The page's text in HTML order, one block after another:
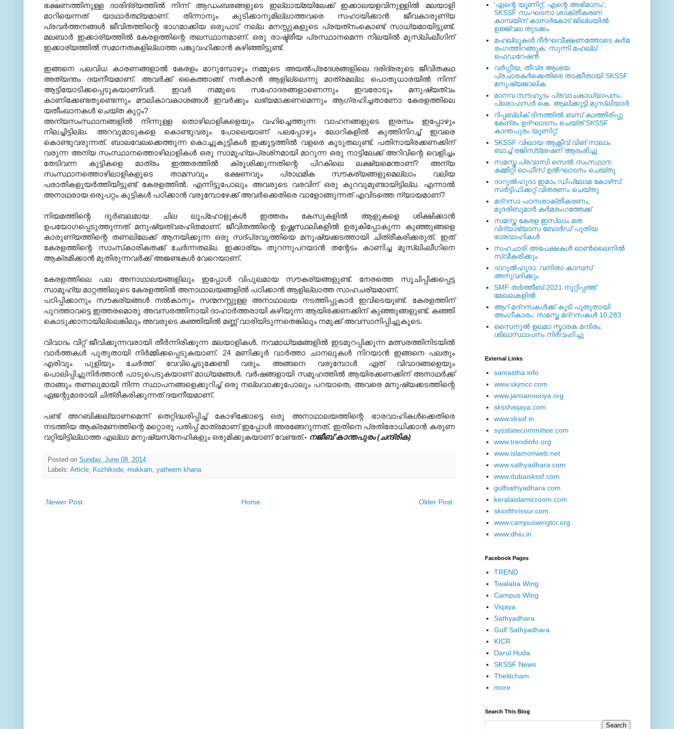
ഭക്ഷണത്തിനുള്ള ദാരിദ്ര്യത്തില്‍ നിന്ന് ആഡംബരങ്ങളുടെ ഇല്ലായ്മയിലേക്ക് ഇക്കാലയളവിനുള്ളില്‍ മലയാളി
മാറിയെന്നത് യാഥാര്‍ത്ഥ്യമാണ്. തിന്നാനും കുടിക്കാനുമില്ലാത്തവരെ സഹായിക്കാന്‍ ജീവകാരുണ്യ
പ്രവര്‍ത്തനങ്ങള്‍ ജീവിതത്തിന്റെ ഭാഗമാക്കിയ ഒരുപാട് നല്ല മനസ്സുകളുടെ പ്രയത്‌നംകൊണ്ട് സാധ്യമായിട്ടുണ്ട്.
മലബാര്‍ ഇക്കാര്യത്തില്‍ കേരളത്തിന്റെ തലസ്ഥാനമാണ്. ഒരു രാഷ്ട്രീയ പ്രസ്ഥാനമെന്ന നിലയില്‍ മുസ്‌ലിംലീഗിന്
ഇക്കാര്യത്തില്‍ സമാനതകളില്ലാത്ത പങ്കുവഹിക്കാന്‍ കഴിഞ്ഞിട്ടുണ്ട്.
ഇങ്ങനെ പലവിധ കാരണങ്ങളാല്‍ കേരളം മാറുമ്പോഴും നമ്മുടെ അയല്‍പ്രദേശങ്ങളിലെ ദരിദ്രരുടെ ജീവിതകഥ
അത്യന്തം ദയനീയമാണ്. അവര്‍ക്ക് കൈത്താങ്ങ് നല്‍കാന്‍ ആളില്ലെന്നു മാത്രമല്ല; പൊതുധാരയില്‍ നിന്ന്
ആട്ടിയോടിക്കപ്പെടുകയാണിവര്‍. ഇവര്‍ നമ്മുടെ സഹോദരങ്ങളാണെന്നും ഇവരോടും മനുഷ്യത്വം
കാണിക്കേണ്ടതുണ്ടെന്നും മൗലികാവകാശങ്ങള്‍ ഇവര്‍ക്കും ലഭ്യമാക്കണമെന്നും ആഗ്രഹിച്ചതാണോ കേരളത്തിലെ
യതീംഖാനകള്‍ ചെയ്ത കുറ്റം?
അന്യസംസ്ഥാനങ്ങളില്‍ നിന്നുള്ള തൊഴിലാളികളെയും വഹിച്ചെത്തുന്ന വാഹനങ്ങളുടെ ഇരമ്പം ഇപ്പോഴും
നിലച്ചിട്ടില്ല. അറവുമാടുകളെ കൊണ്ടുവരും പോലെയാണ് പലപ്പോഴും ലോറികളില്‍ കുത്തിനിറച്ച് ഇവരെ
കൊണ്ടുവരുന്നത്. ബാലവേലക്കെത്തുന്ന കൊച്ചുകുട്ടികള്‍ ഇക്കൂട്ടത്തില്‍ വളരെ കൂടുതലുണ്ട്. പതിനായിരക്കണക്കിന്
വരുന്ന അന്യ സംസ്ഥാനത്തൊഴിലാളികള്‍ ഒരു സാമൂഹ്യപ്രശ്‌നമായി മാറുന്ന ഒരു നാട്ടിലേക്ക് അറിവിന്റെ വെളിച്ചം
തേടിവന്ന കുട്ടികളെ മാത്രം ഇത്തരത്തില്‍ ക്രൂശിക്കുന്നതിന്റെ പിറകിലെ ലക്ഷ്യമെന്താണ്? അന്യ
സംസ്ഥാനത്തൊഴിലാളികളുടെ താമസവും ഭക്ഷണവും പ്രാഥമിക സൗകര്യങ്ങളുമെല്ലാം വലിയ
പരാതികളുയര്‍ത്തിയിട്ടുണ്ട് കേരളത്തില്‍. എന്നിട്ടുപോലും അവരുടെ വരവിന് ഒരു കുറവുമുണ്ടായിട്ടില്ല. എന്നാല്‍
അനാഥരായ ഒരുപറ്റം കുട്ടികള്‍ പഠിക്കാന്‍ വരുമ്പോഴേക്ക് അവര്‍ക്കെതിരെ വാളോങ്ങുന്നത് എവിടത്തെ ന്യായമാണ്?
നിയമത്തിന്റെ ദുര്‍ബലമായ ചില ലൂപ്‌ഹോളുകള്‍ ഇത്തരം കേസുകളില്‍ ആളുകളെ ശിക്ഷിക്കാന്‍
ഉപയോഗപ്പെടുത്തുന്നത് മനുഷ്യത്വരഹിതമാണ്. ജീവിതത്തിന്റെ ഉഷ്ണസ്ഥലികളില്‍ ഉരുകിപ്പോകുന്ന കുഞ്ഞുങ്ങളെ
കാരുണ്യത്തിന്റെ തണലിലേക്ക് ആനയിക്കുന്ന ഒരു സദ്പ്രവൃത്തിയെ മനുഷ്യക്കടത്തായി ചിത്രീകരിക്കരുത്. ഇത്
കേരളത്തിന്റെ സാംസ്‌കാരികതക്ക് ചേര്‍ന്നതല്ല. ഇക്കാര്യം തുറന്നുപറയാന്‍ തന്റേടം കാണിച്ച മുസ്‌ലിംലീഗിനെ
ആക്രമിക്കാന്‍ മുതിരുന്നവര്‍ക്ക് അജണ്ടകള്‍ വേറെയാണ്.
കേരളത്തിലെ പല അനാഥാലയങ്ങളിലും ഇപ്പോള്‍ വിപുലമായ സൗകര്യങ്ങളുണ്ട്. നേരത്തെ സൂചിപ്പിക്കപ്പെട്ട
സാമൂഹ്യ മാറ്റത്തിലൂടെ കേരളത്തില്‍ അനാഥാലയങ്ങളില്‍ പഠിക്കാന്‍ ആളില്ലാത്ത സാഹചര്യമാണ്.
പഠിപ്പിക്കാനും സൗകര്യങ്ങള്‍ നല്‍കാനും സന്മനസ്സുള്ള അനാഥാലയ നടത്തിപ്പുകാര്‍ ഇവിടെയുണ്ട്. കേരളത്തിന്
പുറത്താവട്ടെ ഇത്തരമൊരു അവസരത്തിനായി ദാഹാര്‍ത്തരായി കഴിയുന്ന ആയിരക്കണക്കിന് കുഞ്ഞുങ്ങളുണ്ട്. കഞ്ഞി
കൊടുക്കാനായില്ലെങ്കിലും അവരുടെ കഞ്ഞിയില്‍ മണ്ണ് വാരിയിടുന്നതെങ്കിലും നമുക്ക് അവസാനിപ്പിച്ചുകൂടെ.
വിവാദം വിറ്റ് ജീവിക്കുന്നവരായി തീര്‍ന്നിരിക്കുന്ന മലയാളികള്‍. നവമാധ്യമങ്ങളില്‍ ഇടമുറപ്പിക്കുന്ന മത്സരത്തിനിടയില്‍
വാര്‍ത്തകള്‍ പുതുതായി നിര്‍മ്മിക്കപ്പെടുകയാണ്. 24 മണിക്കൂര്‍ വാര്‍ത്താ ചാനലുകള്‍ നിറയാന്‍ ഇങ്ങനെ പലതും
എരിവും പുളിയും ചേര്‍ത്ത് വേവിച്ചെടുക്കേണ്ടി വരും. അങ്ങനെ വരുമ്പോള്‍ ഏത് വിവാദങ്ങളെയും
പൊലിപ്പിച്ചുനിര്‍ത്താന്‍ പാടുപെടുകയാണ് മാധ്യമങ്ങള്‍. വര്‍ഷങ്ങളായി സമൂഹത്തില്‍ ആയിരക്കണക്കിന് അനാഥര്‍ക്ക്
താങ്ങും തണലുമായി നിന്ന സ്ഥാപനങ്ങളെക്കുറിച്ച് ഒരു നല്ലവാക്കുപോലും പറയാതെ, അവരെ മനുഷ്യക്കടത്തിന്റെ
ഏജന്റുമാരായി ചിത്രീകരിക്കുന്നത് ദയനീയമാണ്.
പണ്ട് അറബിക്കല്യാണമെന്ന് തെറ്റിദ്ധരിപ്പിച്ച് കോഴിക്കോട്ടെ ഒരു അനാഥാലയത്തിന്റെ ഭാരവാഹികള്‍ക്കെതിരെ
നടത്തിയ ആക്രമണത്തിന്റെ മറ്റൊരു പതിപ്പ് മാത്രമാണ് ഇപ്പോള്‍ അരങ്ങേറുന്നത്. ഇതിനെ പ്രതിരോധിക്കാന്‍ കരുണ
വറ്റിയിട്ടില്ലാത്ത എല്ലാ മനുഷ്യസ്‌നേഹികളും ഒരുമിക്കുകയാണ് വേണ്ടത്.- നജീബ് കാന്തപുരം (ചന്ദ്രിക)
Posted on Sunday, June 08, 2014
Labels: Article Kozhikode mukkam yatheem khana
Newer Post Older Post
Home
'എന്റെ യൂണിറ്റ്, എന്റെ അഭിമാനം';
SKSSF സംഘടനാ ശാക്തീകരണ
കാമ്പയിന് കാസര്‍കോട് ജില്ലയില്‍
ഉജ്ജ്വല തുടക്കം
മഹല്ലുകള്‍ ദീര്‍ഘവീക്ഷണത്തോടെ കര്‍മ
രംഗത്തിറങ്ങുക: സുന്നി മഹല്ല്
ഫെഡറേഷന്‍
വര്‍ഗ്ഗീയ, തീവ്ര ആശയ
പ്രചാരകര്‍ക്കെതിരെ താക്കീതായി SKSSF
മനുഷ്യജാലിക
മാനവ സൗഹൃദം പ്രവാചകാധ്യാപനം:
പ്രൊഫസർ കെ. ആലിക്കുട്ടി മുസ്ലിയാർ
റിപ്പബ്ലിക് ദിനത്തില്‍ ബസ് കാത്തിരിപ്പു
കേന്ദ്രം ഉദ്ഘാടനം ചെയ്ത്‌ SKSSF
കാന്തപുരം യൂണിറ്റ്
SKSSF വിഖായ ആക്റ്റീവ് വിങ് നാലാം
ബാച്ച് രജിസ്‌ട്രേഷന് ആരംഭിച്ചു
സമസ്ത പ്രവാസി സെല്‍ സംസ്ഥാന
കമ്മിറ്റി ഓഫീസ് ഉല്‍ഘാടനം ചെയ്തു
ദാറുല്‍ഹുദാ ഇമാം ഡിപ്ലോമ കോഴ്‌സ്:
സര്‍ട്ടിഫിക്കറ്റ് വിതരണം ചെയ്തു
മദ്‌റസാ പഠനശാക്തീകരണം;
മുദരിബുമാര്‍ കര്‍മരംഗത്തേക്ക്
സമസ്ത കേരള ഇസ്ലാം മത
വിദ്യാഭ്യാസ ബോര്‍ഡ് പുതിയ
ഭാരവാഹികള്‍
സഹചാരി അപേക്ഷകൾ ഓൺലൈനിൽ
സ്വീകരിക്കും
ദാറുല്‍ഹുദാ: വനിതാ കാമ്പസ്
അനുവദിക്കും
SMF തര്‍ത്തീബ്-2021 നൂറ്റിപ്പത്ത്
മേഖലകളില്‍
ആറ് മദ്റസകള്‍ക്ക് കൂടി പുതുതായി
അംഗീകാരം; സമസ്ത മദ്റസകള്‍ 10,283
സൈനുല്‍ ഉലമാ സ്മാരക മന്ദിരം;
ശിലാസ്ഥാപനം നിര്‍വഹിച്ചു
External ‎Links
samastha.info
www.skjmcc.com
www.jamianooriya.org
skssfviqaya.com
www.skssf.in
sysstatecommittee.com
www.trendinfo.org
www.islamonweb.net
www.sathyadhara.com
www.dubaiskssf.com
gulfsathyadhara.com
keralaislamicroom.com
skssfthrissur.com
www.campuswingtcr.org
www.dhiu.in
Facebook Pages
TREND
Twalaba Wing
Campus Wing
Viqaya
Sathyadhara
Gulf Sathyadhara
KICR
Darul Huda
SKSSF News
Thelitcham
more
Search This Blog